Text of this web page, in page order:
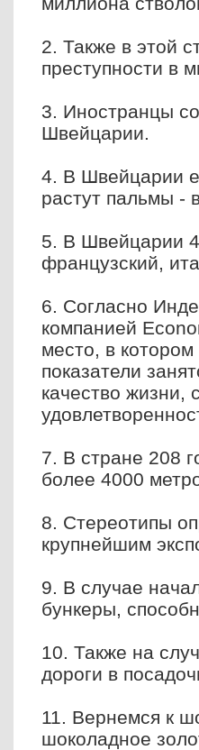
2. Также в этой
преступности в
3. Иностранцы
Швейцарии.
4. В Швейцарии
растут пальмы -
5. В Швейцарии
французский,
6. Согласно
компанией
место, в
показатели
качество жизни,
7. В стране 208
более 4000
8. Стереотипы
крупнейшим
9. В случае
бункеры,
10. Также на
дороги в
11. Вернемся к
шоколадное